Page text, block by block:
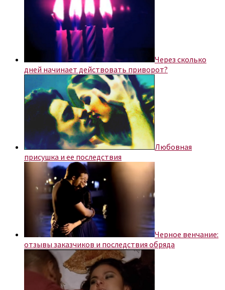
Через сколько
дней начинает действовать приворот?
Любовная
присушка и ее последствия
Черное венчание:
отзывы заказчиков и последствия обряда